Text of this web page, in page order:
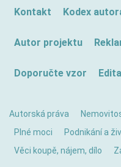
Kontakt Kodex
Autor projektu
Doporučte vzor
Autorská práva
Plné moci
Podnikání a
Věci koupě, nájem, dílo